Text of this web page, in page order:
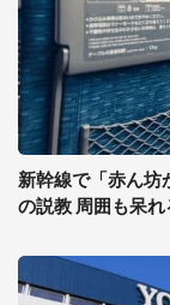
新幹線で「赤ん坊
の説教 周囲も呆れ